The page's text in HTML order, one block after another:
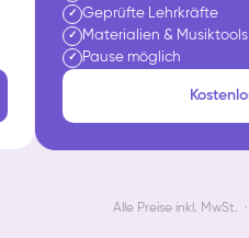
✓ Geprüfte Lehrkräfte
✓ Materialien & Musiktools
✓ Pause möglich
Alle Preise inkl. MwSt.